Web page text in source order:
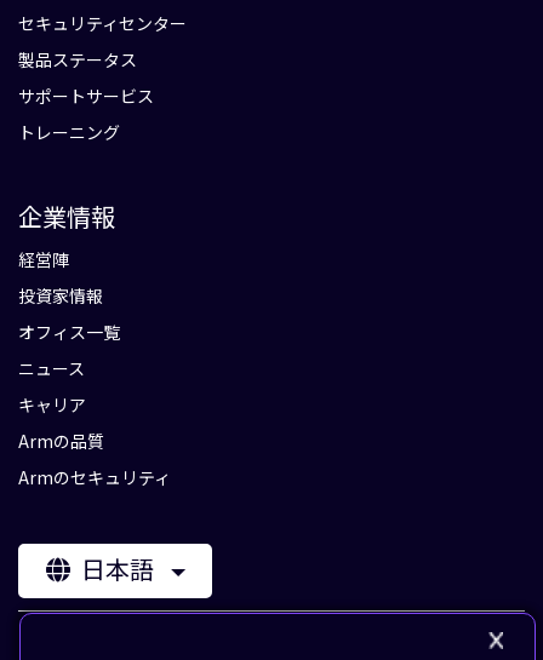
セキュリティセンター
製品ステータス
サポートサービス
トレーニング
企業情報
経営陣
投資家情報
オフィス一覧
ニュース
キャリア
Armの品質
Armのセキュリティ
日本語